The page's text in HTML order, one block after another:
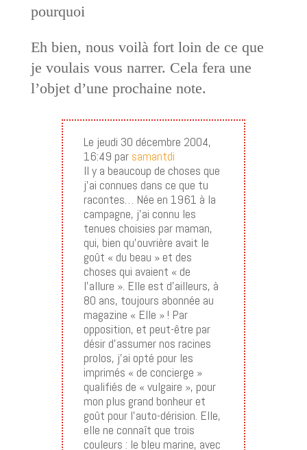
pourquoi
Eh bien, nous voilà fort loin de ce que
je voulais vous narrer. Cela fera une
l’objet d’une prochaine note.
Le jeudi 30 décembre 2004,
16:49 par samantdi
Il y a beaucoup de choses que
j’ai connues dans ce que tu
racontes… Née en 1961 à la
campagne, j’ai connu les
tenues choisies par maman,
qui, bien qu’ouvrière avait le
goût « du beau » et des
choses qui avaient « de
l’allure ». Elle est d’ailleurs, à
80 ans, toujours abonnée au
magazine « Elle » ! Par
opposition, et peut-être par
désir d’assumer nos racines
prolos, j’ai opté pour les
imprimés « de concierge »
qualifiés de « vulgaire », pour
mon plus grand bonheur et
goût pour l’auto-dérision. Elle,
elle ne connaît que trois
couleurs : le bleu marine, avec